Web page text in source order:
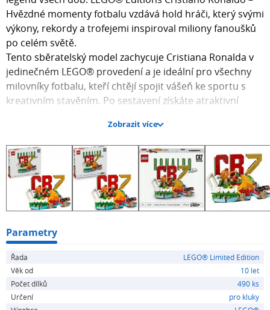
Hvězdné momenty fotbalu vzdává hold hráči, který svými
výkony, rekordy a trofejemi inspiroval miliony fanoušků
po celém světě.
Tento sběratelský model zachycuje Cristiana Ronalda v
jedinečném LEGO® provedení a je ideální pro všechny
milovníky fotbalu, kteří chtějí spojit vášeň ke sportu s
kreativním stavěním. Po sestavení získáte atraktivní
Součástí stavebnice je minifigurka Cristiana Ronalda a
tematický podstavec inspirovaný jeho bohatou
fotbalovou kariérou.
Hlavní přednosti
Oficiální model věnovaný Cristianu Ronaldovi
Sběratelská minifigurka fotbalové legendy
Stylové výstavní provedení
Skvělý dárek pro fanoušky fotbalu i LEGO®
Zobrazit více
Parametry
Řada
LEGO® Limited Edition
Věk od
10 let
Počet dílků
490 ks
Určení
pro kluky